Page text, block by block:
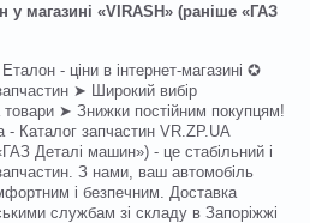
у магазині «VIRASH» (раніше «ГАЗ
- ціни в інтернет-магазині ✪
➤ Широкий вибір
товари ➤ Знижки постійним покупцям!
- Каталог запчастин VR.ZP.UA
Деталі машин») - це стабільний і
З нами, ваш автомобіль
і безпечним. Доставка
службам зі складу в Запоріжжі